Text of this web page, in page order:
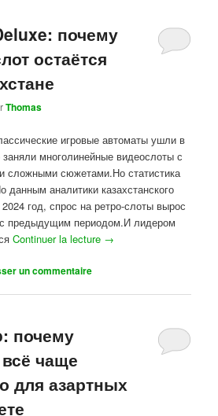
почему
остаётся
Thomas
игровые автоматы ушли в
многолинейные видеослоты с
сложными сюжетами.Но статистика
данным аналитики казахстанского
год, спрос на ретро-слоты вырос
предыдущим периодом.И лидером
Continuer la lecture →
un commentaire
почему
чаще
для азартных